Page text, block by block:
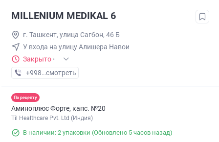
MILLENIUM MEDIKAL 6
г. Ташкент, улица Сагбон, 46 Б
У входа на улицу Алишера Навои
Закрыто ·
+998 (77) XXX-XX-XX
смотреть
По рецепту
Аминоплюс Форте, капс. №20
Til Healthcare Pvt. Ltd (Индия)
В наличии: 2 упаковки (Обновлено 5 часов назад)